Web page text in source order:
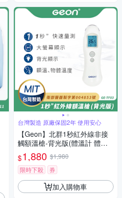
台灣製造 原廠保固2年 使用安心
【Geon】北群1秒紅外線非接
觸額溫槍-背光版(體溫計 體溫
耳溫槍 紅外線額溫槍/GE-TF0
3)
$1,880 $1,980
限時下殺
券
加入購物車